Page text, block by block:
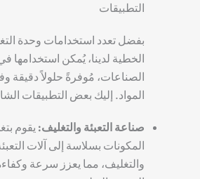
التطبيقات
بفضل تعدد استخدامات وحدة
الخطية لدينا، يُمكن استخدامها
الصناعات، مُوفرةً حلولاً دقيقة
المواد. إليك بعض التطبيقات
صناعة التعبئة والتغليف: يقوم
المكونات بسلاسة إلى آلات
والتغليف، مما يعزز سرعة